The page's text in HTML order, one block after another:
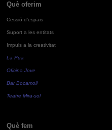
Què oferim
Cessió d'espais
Suport a les entitats
Impuls a la creativitat
La Pua
Oficina Jove
Bar Bocamoll
Teatre Mira-sol
Què fem